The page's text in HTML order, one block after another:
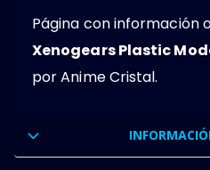
Página con información
Xenogears Plastic
por Anime Cristal.